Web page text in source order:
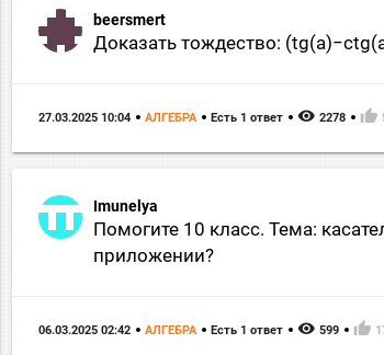
beersmert
Доказать тождество:
27.03.2025 10:04 АЛГЕБРА Есть 1 ответ remove_red_eye 2278 thumb_up
Imunelya
Помогите 10 класс. Тема:
приложении?
06.03.2025 02:42 АЛГЕБРА Есть 1 ответ remove_red_eye 599 thumb_up